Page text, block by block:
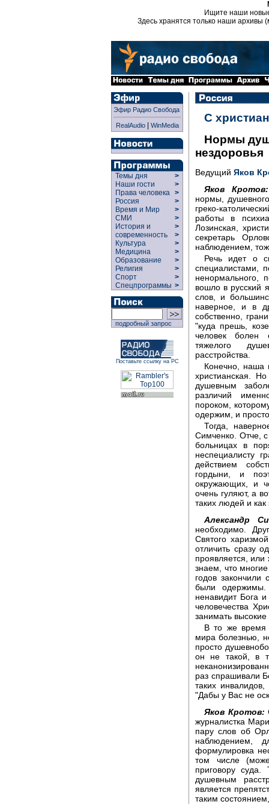
Ищите наши
Здесь хранятся только наши архивы
Эфир Радио Свобода
RealAudio| WinMedia
Темы дня
>
Наши гости
>
Права человека >
Россия
>
Время и Мир
>
СМИ
>
История и
современность
>
>
Культура
>
Медицина
>
Образование
>
Религия
>
Спорт
>
Спецпрограммы >
подробный запрос
Поставьте ссылку на РС
С
Нормы
нездоровья
Ведущий Яков
Яков Кротов:
нормы,
греко-
работы в
Лозинская,
секретарь
наблюдением,
Речь идет о
специалистами,
ненормального,
вошло в русский
слов, и
наверное, и в
собственно,
"куда прешь,
человек болен
тяжелого
расстройства.
Конечно, наша
христианская.
душевным
различий
пороком,
одержим, и
Тогда,
Симченко. Отче,
больницах в
неспециалисту
действием
гордыни, и
окружающих, и
очень гуляют, а
таких людей и
Александр
необходимо.
Святого
отличить сразу
проявляется,
знаем, что
годов
были одержимы.
ненавидит Бога
человечества
занимать
В то же время
мира болезнью,
просто
он не такой, в
раз спрашивали
таких
"Дабы у Вас не
Яков Кротов:
журналистка
пару слов об
наблюдением,
формулировка
том числе
приговору
душевным
является
таким